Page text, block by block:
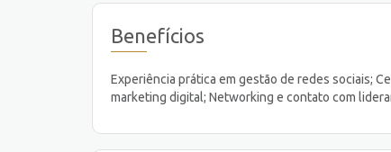
Benefícios
Experiência prática em gestão de redes sociais;
marketing digital; Networking e contato com